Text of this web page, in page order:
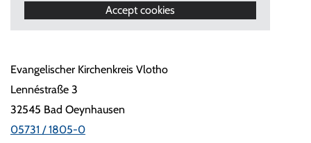
Accept cookies
Evangelischer Kirchenkreis Vlotho
Lennéstraße 3
32545 Bad Oeynhausen
05731 / 1805-0